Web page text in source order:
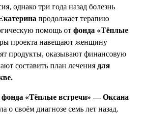
однако три года назад болезнь
продолжает терапию
помощь от фонда «Тёплые
проекта навещают женщину
продукты, оказывают финансовую
составить план лечения для
фонда «Тёплые встречи» — Оксана
о своём диагнозе семь лет назад.